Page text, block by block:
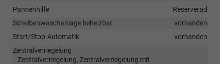
Pannenhilfe
Reserverad
Scheibenwaschanlage beheizbar
vorhanden
Start/Stop-Automatik
vorhanden
Zentralverriegelung
Zentralverriegelung, Zentralverriegelung mit